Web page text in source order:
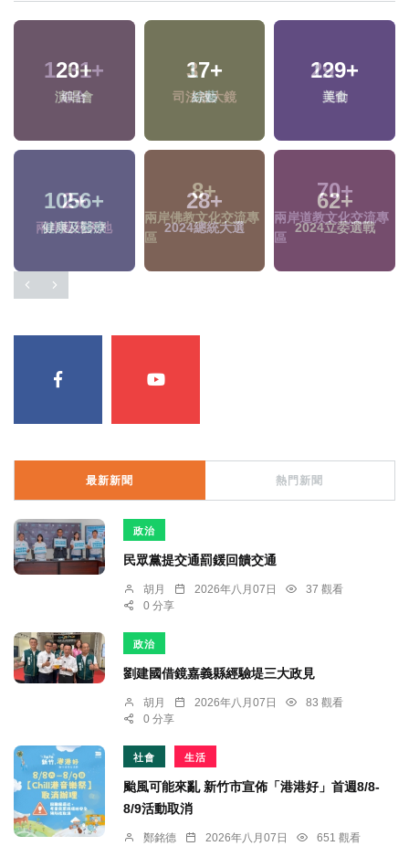
1231+
綜合
37+
司法放大鏡
299+
運動
2+
兩岸藝苑天地
8+
兩岸佛教文化交流專
區
70+
兩岸道教文化交流專
區
最新新聞 熱門新聞
政治
民眾黨提交通罰鍰回饋交通
胡月 2026年八月07日
37 觀看
0 分享
政治
劉建國借鏡嘉義縣經驗堤三大政見
胡月 2026年八月07日
83 觀看
0 分享
社會 生活
颱風可能來亂 新竹市宣佈「港港好」首週8/8-
8/9活動取消
鄭銘德 2026年八月07日
651 觀看